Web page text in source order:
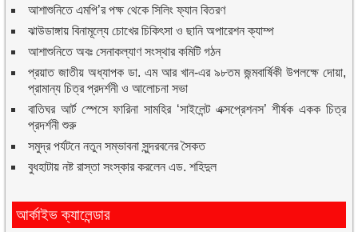
আশাশুনিতে এমপি’র পক্ষ থেকে সিলিং ফ্যান বিতরণ
ঝাউডাঙ্গায় বিনামূল্যে চোখের চিকিৎসা ও ছানি অপারেশন ক্যাম্প
আশাশুনিতে অবঃ সেনাকল্যাণ সংস্থার কমিটি গঠন
প্রয়াত জাতীয় অধ্যাপক ডা. এম আর খান-এর ৯৮তম জন্মবার্ষিকী উপলক্ষে দোয়া,
প্রামান্য চিত্র প্রদর্শনী ও আলোচনা সভা
বাতিঘর আর্ট স্পেসে ফারিনা সামহির ‘সাইলেন্ট এক্সপ্রেশনস’ শীর্ষক একক চিত্র
প্রদর্শনী শুরু
সমুদ্র পর্যটনে নতুন সম্ভাবনা সুন্দরবনের সৈকত
বুধহাটায় নষ্ট রাস্তা সংস্কার করলেন এড. শহিদুল
আর্কাইভ ক্যালেন্ডার